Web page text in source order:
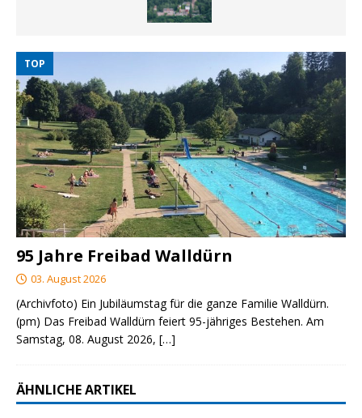
TOP
95 Jahre Freibad Walldürn
03. August 2026
(Archivfoto) Ein Jubiläumstag für die ganze Familie Walldürn.
(pm) Das Freibad Walldürn feiert 95-jähriges Bestehen. Am
Samstag, 08. August 2026, […]
ÄHNLICHE ARTIKEL